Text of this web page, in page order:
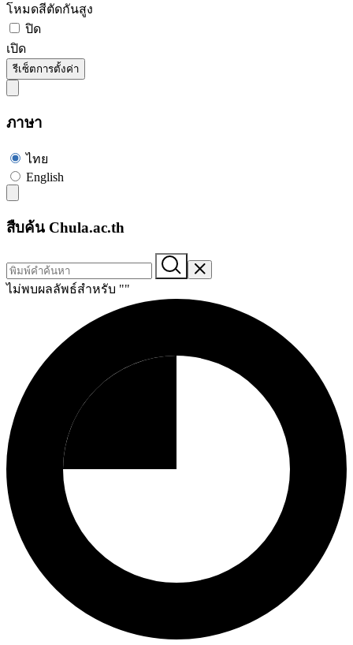
โหมดสีตัดกันสูง
ปิด
เปิด
รีเซ็ตการตั้งค่า
ภาษา
ไทย
English
สืบค้น Chula.ac.th
ไม่พบผลลัพธ์สำหรับ ""